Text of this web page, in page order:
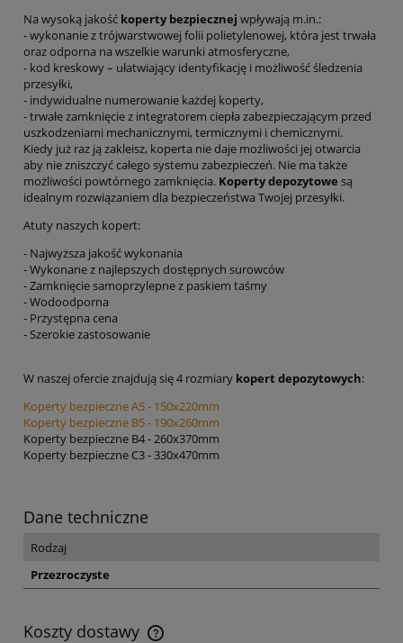
Na wysoką jakość koperty bezpiecznej wpływają m.in.:
- wykonanie z trójwarstwowej folii polietylenowej, która jest trwała
oraz odporna na wszelkie warunki atmosferyczne,
- kod kreskowy – ułatwiający identyfikację i możliwość śledzenia
przesyłki,
- indywidualne numerowanie każdej koperty,
- trwałe zamknięcie z integratorem ciepła zabezpieczającym przed
uszkodzeniami mechanicznymi, termicznymi i chemicznymi.
Kiedy już raz ją zakleisz, koperta nie daje możliwości jej otwarcia
aby nie zniszczyć całego systemu zabezpieczeń. Nie ma także
możliwości powtórnego zamknięcia. Koperty depozytowe są
idealnym rozwiązaniem dla bezpieczeństwa Twojej przesyłki.
Atuty naszych kopert:
- Najwyższa jakość wykonania
- Wykonane z najlepszych dostępnych surowców
- Zamknięcie samoprzylepne z paskiem taśmy
- Wodoodporna
- Przystępna cena
- Szerokie zastosowanie
W naszej ofercie znajdują się 4 rozmiary kopert depozytowych:
Koperty bezpieczne A5 - 150x220mm
Koperty bezpieczne B5 - 190x260mm
Koperty bezpieczne B4 - 260x370mm
Koperty bezpieczne C3 - 330x470mm
Dane techniczne
Rodzaj
Przezroczyste
Koszty dostawy